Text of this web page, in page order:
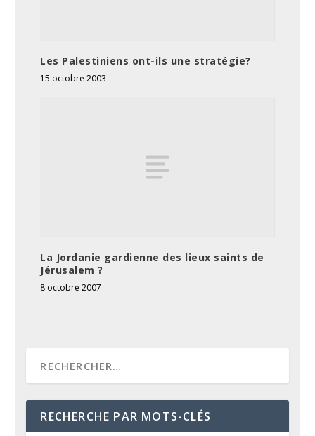
Les Palestiniens ont-ils une stratégie?
15 octobre 2003
La Jordanie gardienne des lieux saints de
Jérusalem ?
8 octobre 2007
RECHERCHE PAR MOTS-CLÉS